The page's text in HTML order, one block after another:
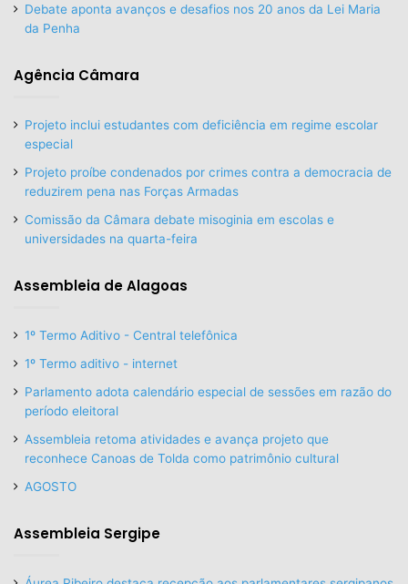
Debate aponta avanços e desafios nos 20 anos da Lei Maria
da Penha
Agência Câmara
Projeto inclui estudantes com deficiência em regime escolar
especial
Projeto proíbe condenados por crimes contra a democracia de
reduzirem pena nas Forças Armadas
Comissão da Câmara debate misoginia em escolas e
universidades na quarta-feira
Assembleia de Alagoas
1º Termo Aditivo - Central telefônica
1º Termo aditivo - internet
Parlamento adota calendário especial de sessões em razão do
período eleitoral
Assembleia retoma atividades e avança projeto que
reconhece Canoas de Tolda como patrimônio cultural
AGOSTO
Assembleia Sergipe